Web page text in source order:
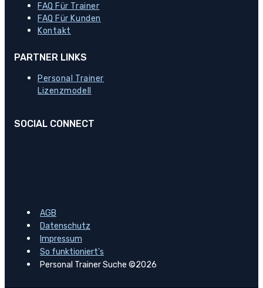
FAQ Für Trainer
FAQ Für Kunden
Kontakt
PARTNER LINKS
Personal Trainer
Lizenzmodell
SOCIAL CONNECT
AGB
Datenschutz
Impressum
So funktioniert's
Personal Trainer Suche ©2026